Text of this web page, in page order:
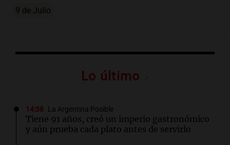
9 de Julio
Lo último
14:38 La Argentina Posible
Tiene 91 años, creó un imperio gastronómico
y aún prueba cada plato antes de servirlo